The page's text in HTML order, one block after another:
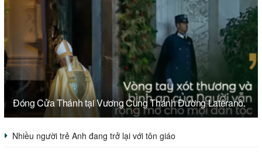
Đóng Cửa Thánh tại Vương Cung Thánh Đường Latêranô.
Nhiều người trẻ Anh đang trở lại với tôn giáo